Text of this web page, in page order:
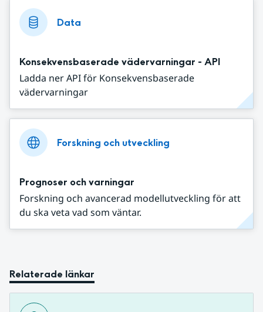
Data
Konsekvensbaserade vädervarningar - API
Ladda ner API för Konsekvensbaserade
vädervarningar
Forskning och utveckling
Prognoser och varningar
Forskning och avancerad modellutveckling för att
du ska veta vad som väntar.
Relaterade länkar